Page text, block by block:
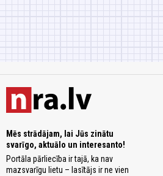
Mēs strādājam, lai Jūs zinātu
svarīgo, aktuālo un interesanto!
Portāla pārliecība ir tajā, ka nav
mazsvarīgu lietu – lasītājs ir ne vien